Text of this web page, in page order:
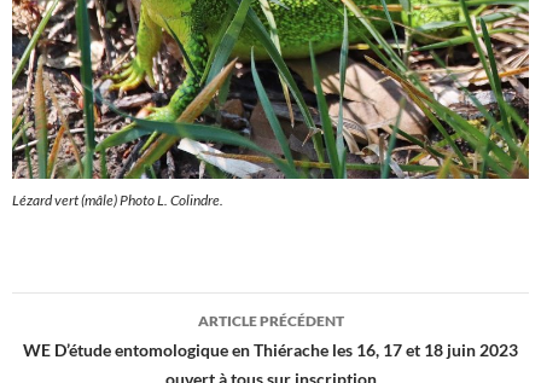
Lézard vert (mâle) Photo L. Colindre.
des
ARTICLE PRÉCÉDENT
WE D’étude entomologique en Thiérache les 16, 17 et 18 juin 2023